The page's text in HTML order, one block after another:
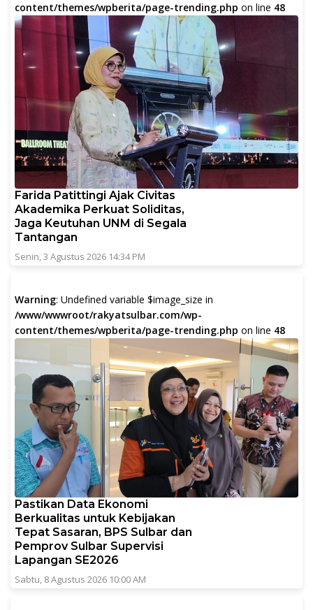
content/themes/wpberita/page-trending.php on line 48
Farida Patittingi Ajak Civitas
Akademika Perkuat Soliditas,
Jaga Keutuhan UNM di Segala
Tantangan
Senin, 3 Agustus 2026 14:34 PM
Warning: Undefined variable $image_size in
/www/wwwroot/rakyatsulbar.com/wp-
content/themes/wpberita/page-trending.php on line 48
Pastikan Data Ekonomi
Berkualitas untuk Kebijakan
Tepat Sasaran, BPS Sulbar dan
Pemprov Sulbar Supervisi
Lapangan SE2026
Sabtu, 8 Agustus 2026 10:00 AM